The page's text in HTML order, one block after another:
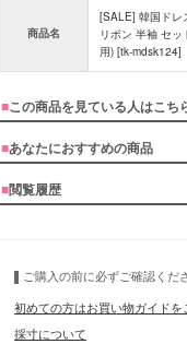
商品名
[SALE] 韓国ドレ
リボン 半袖 セ
用) [tk-mdsk124]
■この商品を見ている人はこち
■あなたにおすすめの商品
■閲覧履歴
ご購入の前に必ずご確認くだ
初めての方はお買い物ガイドを
採寸について